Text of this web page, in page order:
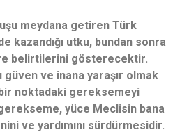
meydana getiren Türk
kazandığı utku, bundan sonra
belirtilerini gösterecektir.
ve inana yaraşır olmak
noktadaki gereksemeyi
yüce Meclisin bana
ve yardımını sürdürmesidir.